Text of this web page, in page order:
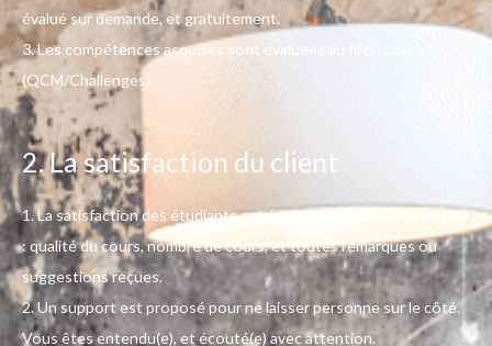
évalué sur demande, et gratuitement.
3. Les compétences acquises sont évaluées au fil du cours
(QCM/Challenges).
2. La satisfaction du client
1. La satisfaction des étudiants est évaluée sur différents points
: qualité du cours, nombre de cours, et toutes remarques ou
suggestions reçues.
2.Un support est proposé pour ne laisser personne sur le côté.
Vous êtes entendu(e), et écouté(e) avec attention.